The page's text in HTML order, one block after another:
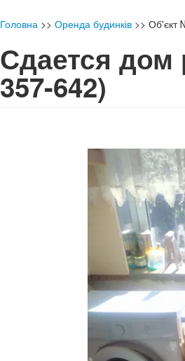
Головна >> Оренда будинків >> Об'єкт
Сдается
357-642)